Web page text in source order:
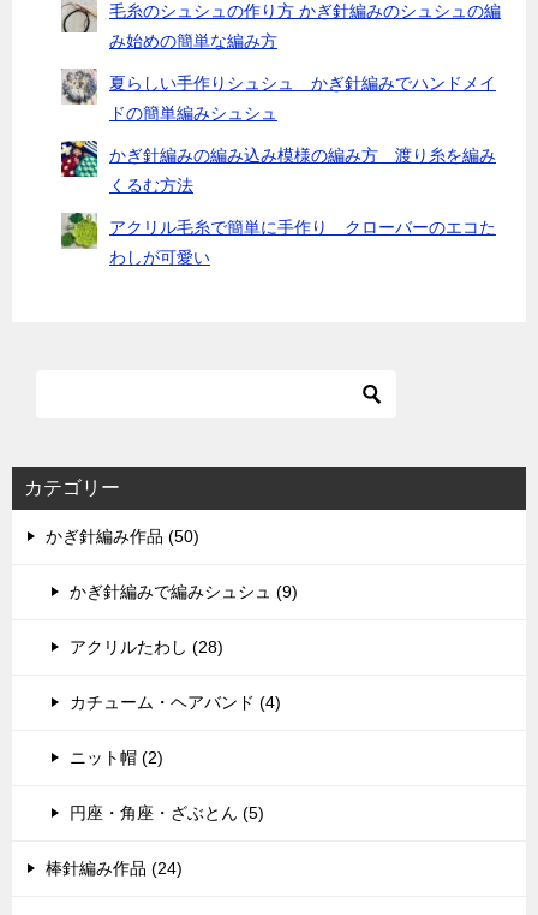
毛糸のシュシュの作り方 かぎ針編みのシュシュの編
み始めの簡単な編み方
夏らしい手作りシュシュ かぎ針編みでハンドメイ
ドの簡単編みシュシュ
かぎ針編みの編み込み模様の編み方 渡り糸を編み
くるむ方法
アクリル毛糸で簡単に手作り クローバーのエコた
わしが可愛い
カテゴリー
かぎ針編み作品 (50)
かぎ針編みで編みシュシュ (9)
アクリルたわし (28)
カチューム・ヘアバンド (4)
ニット帽 (2)
円座・角座・ざぶとん (5)
棒針編み作品 (24)